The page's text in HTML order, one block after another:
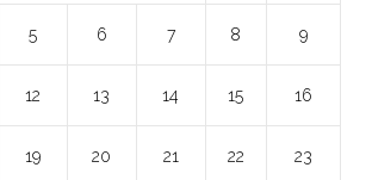
5 6 7 8 9
12 13 14 15 16
19 20 21 22 23